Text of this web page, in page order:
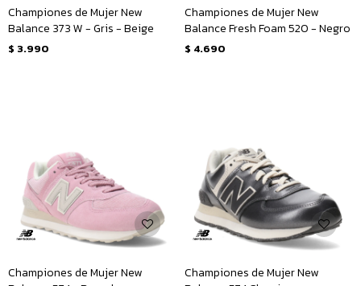
Championes de Mujer New
Balance 373 W - Gris - Beige
$ 3.990
Championes de Mujer New
Balance Fresh Foam 520 - Negro
$ 4.690
Championes de Mujer New
Championes de Mujer New